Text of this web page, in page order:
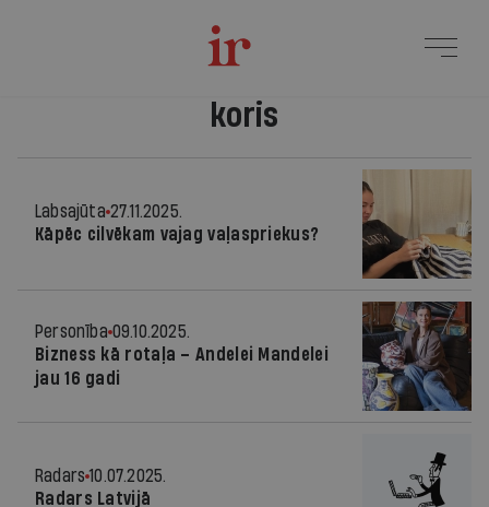
koris
Labsajūta 27.11.2025.
Kāpēc cilvēkam vajag vaļaspriekus?
Personība 09.10.2025.
Bizness kā rotaļa – Andelei Mandelei
jau 16 gadi
Radars 10.07.2025.
Radars Latvijā